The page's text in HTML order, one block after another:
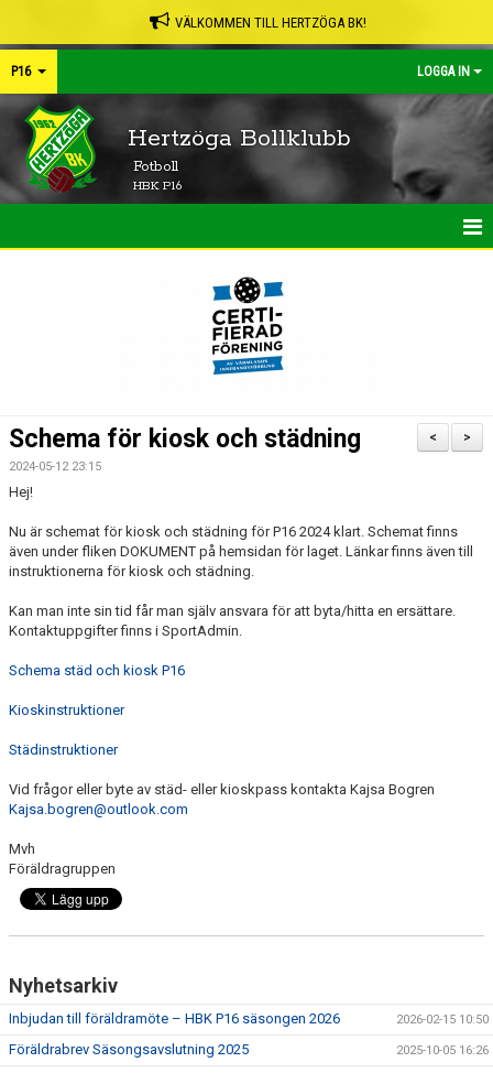
VÄLKOMMEN TILL HERTZÖGA BK!
P16 LOGGA IN
Hertzöga Bollklubb
Fotboll
HBK P16
TRUPPEN
DOKUMENT
KONTAKT
>
<
Schema för kiosk och städning
2024-05-12 23:15
Hej!
Nu är schemat för kiosk och städning för P16 2024 klart. Schemat finns
även under fliken DOKUMENT på hemsidan för laget. Länkar finns även till
instruktionerna för kiosk och städning.
Kan man inte sin tid får man själv ansvara för att byta/hitta en ersättare.
Kontaktuppgifter finns i SportAdmin.
Schema städ och kiosk P16
Kioskinstruktioner
Städinstruktioner
Vid frågor eller byte av städ- eller kioskpass kontakta Kajsa Bogren
Kajsa.bogren@outlook.com
Mvh
Föräldragruppen
Nyhetsarkiv
Inbjudan till föräldramöte – HBK P16 säsongen 2026 2026-02-15 10:50
Föräldrabrev Säsongsavslutning 2025 2025-10-05 16:26